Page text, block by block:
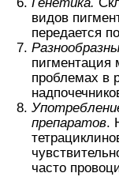
видов
передается
пигментация
проблемах в
препаратов.
часто